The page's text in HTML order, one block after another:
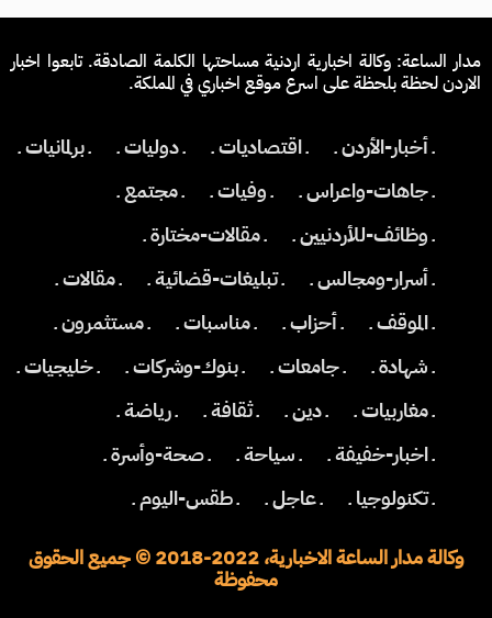
مدار الساعة: وكالة اخبارية اردنية مساحتها الكلمة الصادقة. تابعوا اخبار
الاردن لحظة بلحظة على اسرع موقع اخباري في المملكة.
ـ أخبار-الأردن ـ ـ اقتصاديات ـ ـ دوليات ـ
ـ برلمانيات ـ
ـ جاهات-واعراس ـ
ـ وفيات ـ
ـ مجتمع ـ
ـ وظائف-للأردنيين ـ
ـ مقالات-مختارة ـ
ـ أسرار-ومجالس ـ
ـ تبليغات-قضائية ـ
ـ مقالات ـ
ـ الموقف ـ
ـ أحزاب ـ ـ مناسبات ـ
ـ مستثمرون ـ
ـ شهادة ـ
ـ جامعات ـ ـ بنوك-وشركات ـ
ـ خليجيات ـ
ـ مغاربيات ـ
ـ دين ـ ـ ثقافة ـ
ـ رياضة ـ
ـ اخبار-خفيفة ـ
ـ سياحة ـ
ـ صحة-وأسرة ـ
ـ تكنولوجيا ـ
ـ عاجل ـ ـ طقس-اليوم ـ
وكالة مدار الساعة الاخبارية، 2022-2018 © جميع الحقوق
محفوظة